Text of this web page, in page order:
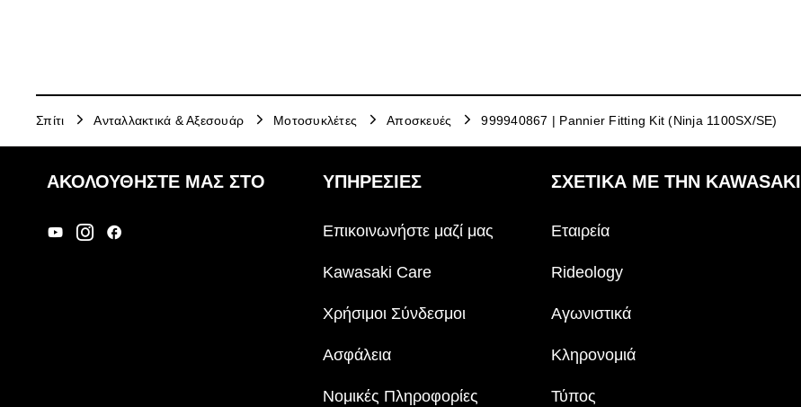
Σπίτι Ανταλλακτικά & Αξεσουάρ Μοτοσυκλέτες Αποσκευές 999940867 | Pannier Fitting Kit (Ninja 1100SX/SE)
ΑΚΟΛΟΥΘΉΣΤΕ ΜΑΣ ΣΤΟ ΥΠΗΡΕΣΙΕΣ
Επικοινωνήστε μαζί μας
Kawasaki Care
Χρήσιμοι Σύνδεσμοι
Ασφάλεια
Νομικές Πληροφορίες
ΣΧΕΤΙΚΆ ΜΕ ΤΗΝ KAWASAKI
Εταιρεία
Rideology
Αγωνιστικά
Κληρονομιά
Τύπος